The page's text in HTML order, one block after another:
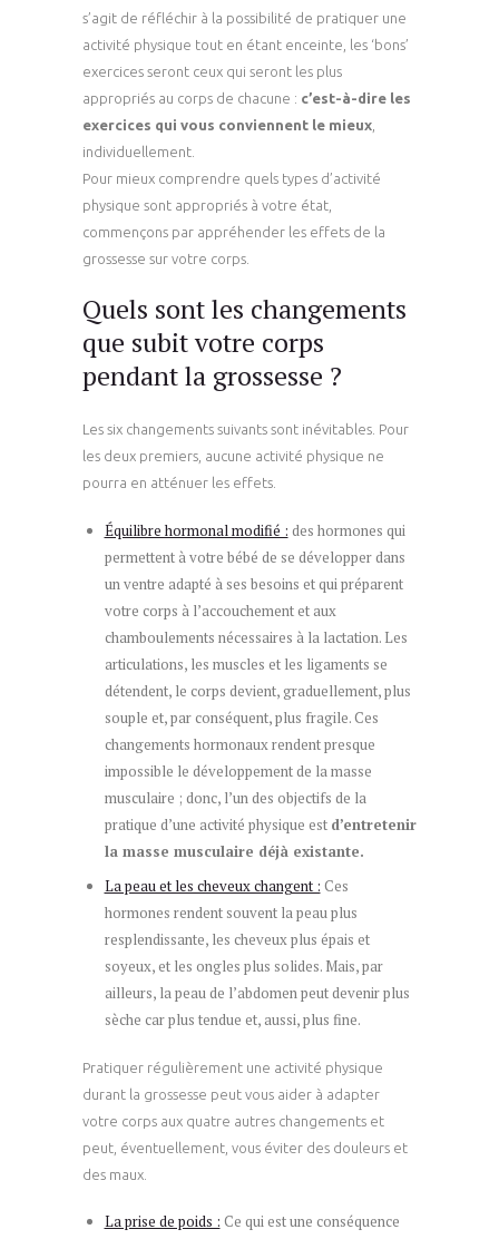
s’agit de réfléchir à la possibilité de pratiquer une
activité physique tout en étant enceinte, les ‘bons’
exercices seront ceux qui seront les plus
appropriés au corps de chacune : c’est-à-dire les
exercices qui vous conviennent le mieux
individuellement.
Pour mieux comprendre quels types d’activité
physique sont appropriés à votre état,
commençons par appréhender les effets de la
grossesse sur votre corps.
Quels sont les changements
que subit votre corps
pendant la grossesse ?
Les six changements suivants sont inévitables. Pour
les deux premiers, aucune activité physique ne
pourra en atténuer les effets.
Équilibre hormonal modifié : des hormones qui
permettent à votre bébé de se développer dans
un ventre adapté à ses besoins et qui préparent
votre corps à l’accouchement et aux
chamboulements nécessaires à la lactation. Les
articulations, les muscles et les ligaments se
détendent, le corps devient, graduellement, plus
souple et, par conséquent, plus fragile. Ces
changements hormonaux rendent presque
impossible le développement de la masse
musculaire ; donc, l’un des objectifs de la
pratique d’une activité physique est d’entretenir
la masse musculaire déjà existante.
La peau et les cheveux changent : Ces
hormones rendent souvent la peau plus
resplendissante, les cheveux plus épais et
soyeux, et les ongles plus solides. Mais, par
ailleurs, la peau de l’abdomen peut devenir plus
sèche car plus tendue et, aussi, plus fine.
Pratiquer régulièrement une activité physique
durant la grossesse peut vous aider à adapter
votre corps aux quatre autres changements et
peut, éventuellement, vous éviter des douleurs et
des maux.
La prise de poids : Ce qui est une conséquence